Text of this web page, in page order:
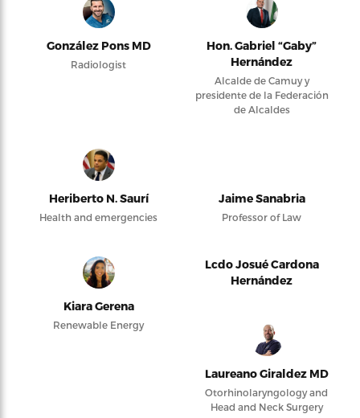
González Pons MD
Radiologist
Hon. Gabriel “Gaby”
Hernández
Alcalde de Camuy y
presidente de la Federación
de Alcaldes
Heriberto N. Saurí
Health and emergencies
Jaime Sanabria
Professor of Law
Kiara Gerena
Renewable Energy
Lcdo Josué Cardona
Hernández
Laureano Giraldez MD
Otorhinolaryngology and
Head and Neck Surgery